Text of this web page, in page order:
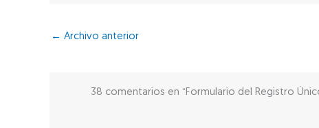
← Archivo anterior
38 comentarios en “Formulario del Registro